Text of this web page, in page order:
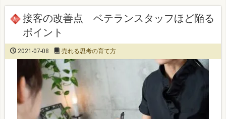
接客の改善点 ベテランスタッフほど陥る
ポイント
2021-07-08 売れる思考の育て方